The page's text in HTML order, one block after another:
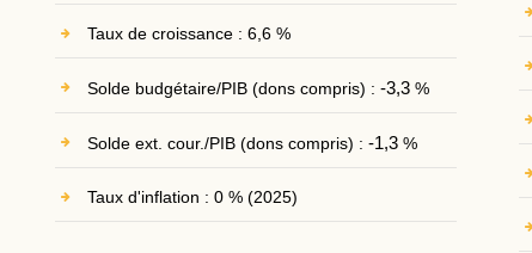
Taux de croissance : 6,6 %
Solde budgétaire/PIB (dons compris) : -3,3%
Solde ext. cour./PIB (dons compris) : -1,3%
Taux d'inflation : 0 % (2025)